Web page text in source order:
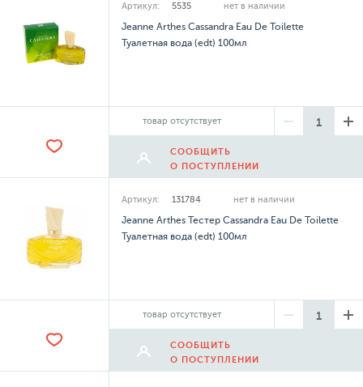
Артикул: 5535 нет в наличии
Jeanne Arthes Cassandra Eau De Toilette
Туалетная вода (edt) 100мл
товар отсутствует
СООБЩИТЬ
О ПОСТУПЛЕНИИ
Артикул: 131784 нет в наличии
Jeanne Arthes Тестер Cassandra Eau De Toilette
Туалетная вода (edt) 100мл
товар отсутствует
СООБЩИТЬ
О ПОСТУПЛЕНИИ